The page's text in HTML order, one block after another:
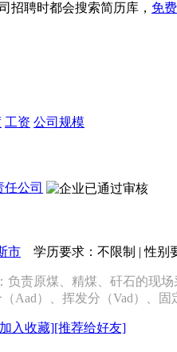
招聘时都会搜索简历库， 免
工资 公司规模
公司
市 学历要求：不限制 | 性别
负责原煤、精煤、矸石的现
Aad）、挥发分（Vad）、固
入收藏][推荐给好友]